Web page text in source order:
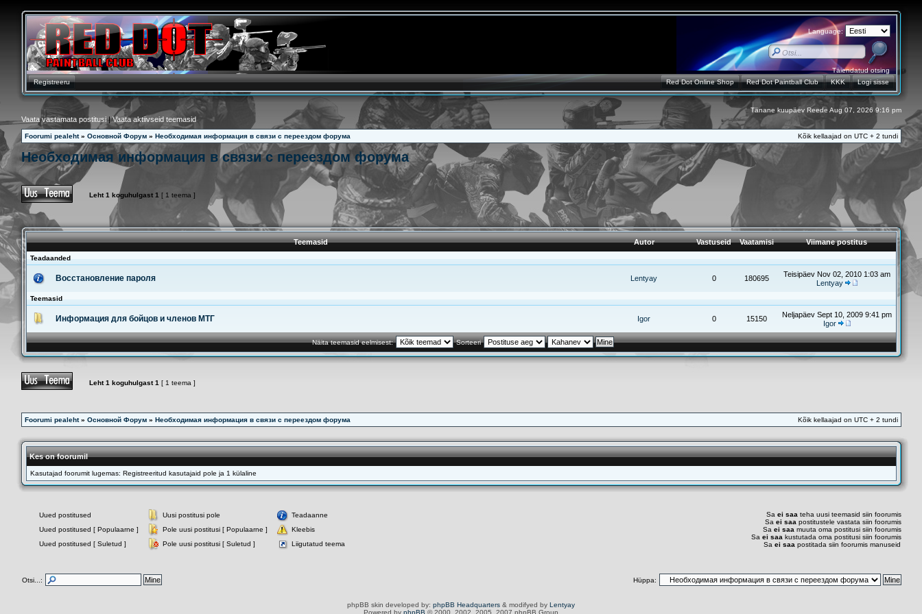
Language:
Täiendatud otsing
Registreeru
Logi sisse
KKK
Red Dot Paintball Club
Red Dot Online Shop
Tänane kuupäev Reede Aug 07, 2026 9:16 pm
Vaata vastamata postitusi|Vaata aktiivseid teemasid
Foorumi pealeht» Основной Форум» Необходимая информация в связи с переездом форума Kõik kellaajad on UTC + 2 tundi
Необходимая информация в связи с переездом форума
Leht1 koguhulgast 1 [ 1 teema ]
Teemasid Autor Vastuseid Vaatamisi Viimane postitus
Teadaanded
Восстановление пароля Lentyay 0 180695
Teisipäev Nov 02, 2010 1:03 am
Lentyay
Teemasid
Информация для бойцов и членов МТГ Igor 0 15150
Neljapäev Sept 10, 2009 9:41 pm
Igor
Näita teemasid eelmisest: Sorteeri
Leht1 koguhulgast1 [ 1 teema ]
Foorumi pealeht» Основной Форум» Необходимая информация в связи с переездом форума Kõik kellaajad on UTC + 2 tundi
Kes on foorumil
Kasutajad foorumit lugemas: Registreeritud kasutajaid pole ja 1 külaline
Uued postitused Uusi postitusi pole
Teadaanne
Uued postitused [ Populaarne ]
Pole uusi postitusi [ Populaarne ]
Kleebis
Uued postitused [ Suletud ]
Pole uusi postitusi [ Suletud ] Liigutatud teema
Sa ei saa teha uusi teemasid siin foorumis
Sa ei saa postitustele vastata siin foorumis
Sa ei saa muuta oma postitusi siin foorumis
Sa ei saa kustutada oma postitusi siin foorumis
Sa ei saa postitada siin foorumis manuseid
Otsi...: Hüppa:
phpBB skin developed by: phpBB Headquarters & modifyed by Lentyay
Powered by phpBB © 2000, 2002, 2005, 2007 phpBB Group